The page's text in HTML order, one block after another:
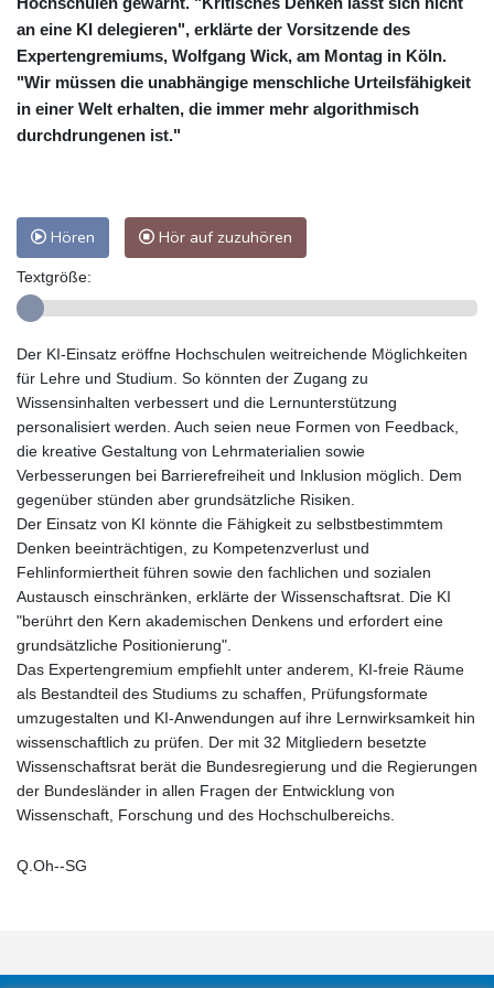
an eine KI delegieren", erklärte der Vorsitzende des
Expertengremiums, Wolfgang Wick, am Montag in Köln.
"Wir müssen die unabhängige menschliche Urteilsfähigkeit
in einer Welt erhalten, die immer mehr algorithmisch
durchdrungenen ist."
Hören Hör auf zuzuhören
Textgröße:
Der KI-Einsatz eröffne Hochschulen weitreichende Möglichkeiten
für Lehre und Studium. So könnten der Zugang zu
Wissensinhalten verbessert und die Lernunterstützung
personalisiert werden. Auch seien neue Formen von Feedback,
die kreative Gestaltung von Lehrmaterialien sowie
Verbesserungen bei Barrierefreiheit und Inklusion möglich. Dem
gegenüber stünden aber grundsätzliche Risiken.
Der Einsatz von KI könnte die Fähigkeit zu selbstbestimmtem
Denken beeinträchtigen, zu Kompetenzverlust und
Fehlinformiertheit führen sowie den fachlichen und sozialen
Austausch einschränken, erklärte der Wissenschaftsrat. Die KI
"berührt den Kern akademischen Denkens und erfordert eine
grundsätzliche Positionierung".
Das Expertengremium empfiehlt unter anderem, KI-freie Räume
als Bestandteil des Studiums zu schaffen, Prüfungsformate
umzugestalten und KI-Anwendungen auf ihre Lernwirksamkeit hin
wissenschaftlich zu prüfen. Der mit 32 Mitgliedern besetzte
Wissenschaftsrat berät die Bundesregierung und die Regierungen
der Bundesländer in allen Fragen der Entwicklung von
Wissenschaft, Forschung und des Hochschulbereichs.
Q.Oh--SG